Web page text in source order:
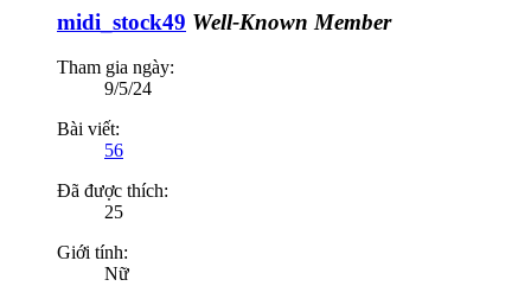
midi_stock49 Well-Known Member
Tham gia ngày:
9/5/24
Bài viết:
56
Đã được thích:
25
Giới tính:
Nữ